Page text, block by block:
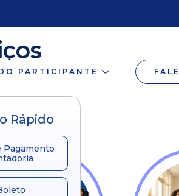
PARTICIPANTE
Rápido
Pagamento